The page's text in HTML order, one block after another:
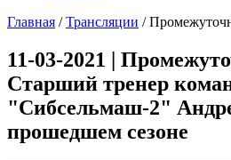
Главная /Трансляции /
11-03-2021 |
Старший тренер
"Сибсельмаш-2"
прошедшем сезоне